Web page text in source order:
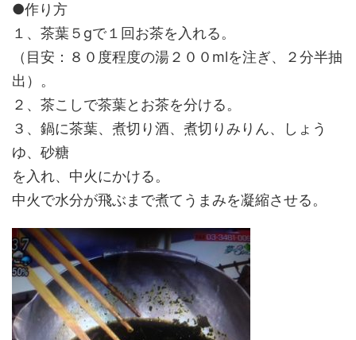
●作り方
１、茶葉５gで１回お茶を入れる。
（目安：８０度程度の湯２００mlを注ぎ、２分半抽
出）。
２、茶こしで茶葉とお茶を分ける。
３、鍋に茶葉、煮切り酒、煮切りみりん、しょう
ゆ、砂糖
を入れ、中火にかける。
中火で水分が飛ぶまで煮てうまみを凝縮させる。